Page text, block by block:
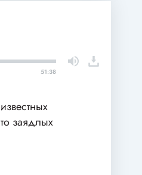
51:38
заядлых